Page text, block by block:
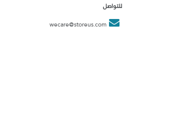
للتواصل
wecare@storeus.com